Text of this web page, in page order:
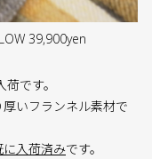
39,900yen
です。
いフランネル素材で
に入荷済みです。